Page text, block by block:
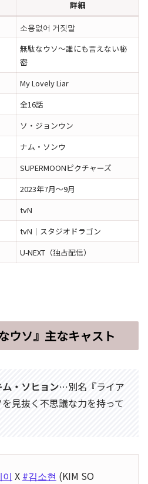
詳細
소용없어 거짓말
無駄なウソ～誰にも言えない秘
密
My Lovely Liar
全16話
ソ・ジョンウン
ナム・ソンウ
SUPERMOONピクチャーズ
2023年7月〜9月
tvN
tvN｜スタジオドラゴン
U-NEXT（独占配信）
ウソ』主なキャスト
ム・ソヒョン…別名『ライア
見抜く不思議な力を持って
X #김소현 (KIM SO